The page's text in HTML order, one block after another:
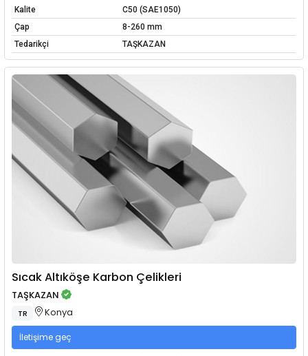
Kalite
C50 (SAE1050)
Çap
8-260 mm
Tedarikçi
TAŞKAZAN
Sıcak Altıköşe Karbon Çelikleri
TAŞKAZAN
TR Konya
İletişime geç